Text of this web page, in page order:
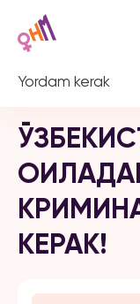
Yordam kerak
КЕРАК!